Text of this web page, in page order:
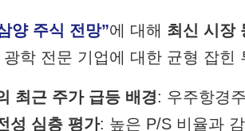
양 주식 전망”에 대해 최신 시장
학 전문 기업에 대한 균형 잡힌
최근 주가 급등 배경: 우주항경
성 심층 평가: 높은 P/S 비율과